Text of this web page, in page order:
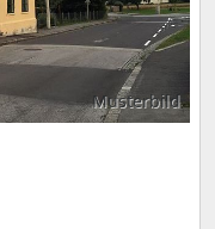
Musterbild